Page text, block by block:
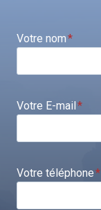
Votre nom*
Votre E-mail*
Votre téléphone*